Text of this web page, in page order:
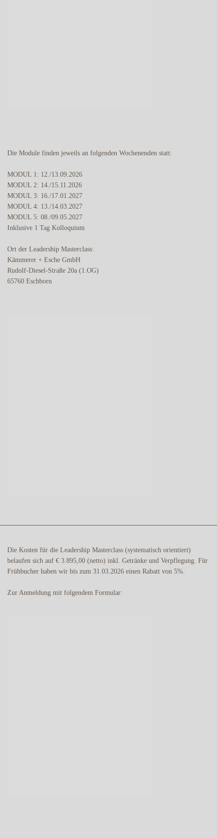
Die Module finden jeweils an folgenden Wochenenden statt:
MODUL 1: 12./13.09.2026
MODUL 2: 14./15.11.2026
MODUL 3: 16./17.01.2027
MODUL 4: 13./14.03.2027
MODUL 5: 08./09.05.2027
Inklusive 1 Tag Kolloquium
Ort der Leadership Masterclass:
Kämmerer + Esche GmbH
Rudolf-Diesel-Straße 20a (1.OG)
65760 Eschborn
Die Kosten für die Leadership Masterclass (systematisch orientiert)
belaufen sich auf € 3.895,00 (netto) inkl. Getränke und Verpflegung. Für
Frühbucher haben wir bis zum 31.03.2026 einen Rabatt von 5%.
Zur Anmeldung mit folgendem Formular: